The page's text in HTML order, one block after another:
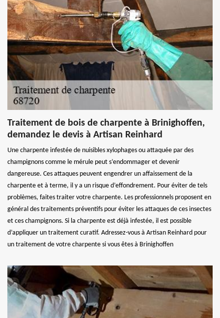
Traitement de bois de charpente à Brinighoffen,
demandez le devis à Artisan Reinhard
Une charpente infestée de nuisibles xylophages ou attaquée par des
champignons comme le mérule peut s’endommager et devenir
dangereuse. Ces attaques peuvent engendrer un affaissement de la
charpente et à terme, il y a un risque d’effondrement. Pour éviter de tels
problèmes, faites traiter votre charpente. Les professionnels proposent en
général des traitements préventifs pour éviter les attaques de ces insectes
et ces champignons. Si la charpente est déjà infestée, il est possible
d’appliquer un traitement curatif. Adressez-vous à Artisan Reinhard pour
un traitement de votre charpente si vous êtes à Brinighoffen